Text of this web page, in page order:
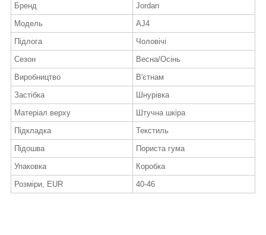
Бренд
Jordan
Модель
AJ4
Підлога
Чоловічі
Сезон
Весна/Осінь
Виробництво
В'єтнам
Застібка
Шнурівка
Матеріал верху
Штучна шкіра
Підкладка
Текстиль
Підошва
Пориста гума
Упаковка
Коробка
Розміри, EUR
40-46